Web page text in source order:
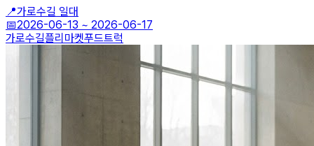
📍가로수길 일대
📅2026-06-13 ~ 2026-06-17
가로수길플리마켓푸드트럭